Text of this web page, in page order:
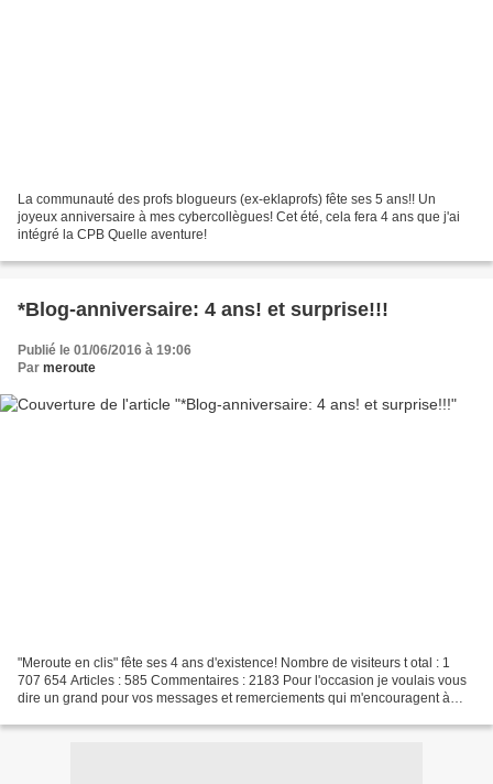
La communauté des profs blogueurs (ex-eklaprofs) fête ses 5 ans!! Un
joyeux anniversaire à mes cybercollègues! Cet été, cela fera 4 ans que j'ai
intégré la CPB Quelle aventure!
*Blog-anniversaire: 4 ans! et surprise!!!
Publié le 01/06/2016 à 19:06
Par meroute
"Meroute en clis" fête ses 4 ans d'existence! Nombre de visiteurs t otal : 1
707 654 Articles : 585 Commentaires : 2183 Pour l'occasion je voulais vous
dire un grand pour vos messages et remerciements qui m'encouragent à